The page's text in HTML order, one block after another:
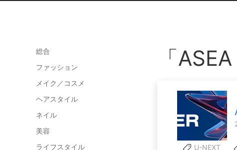
総合
ファッション
メイク／コスメ
ヘアスタイル
ネイル
美容
ライフスタイル
「
U-NEXT